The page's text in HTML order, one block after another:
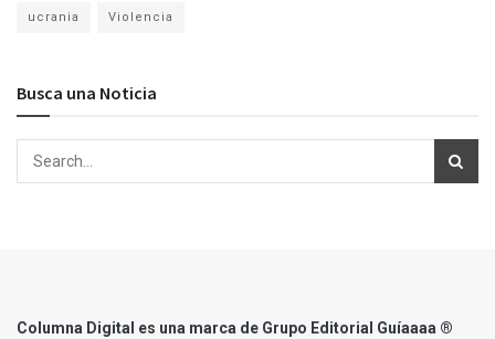
ucrania Violencia
Busca una Noticia
Columna Digital es una marca de Grupo Editorial Guíaaaa ®